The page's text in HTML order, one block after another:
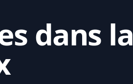
dans la